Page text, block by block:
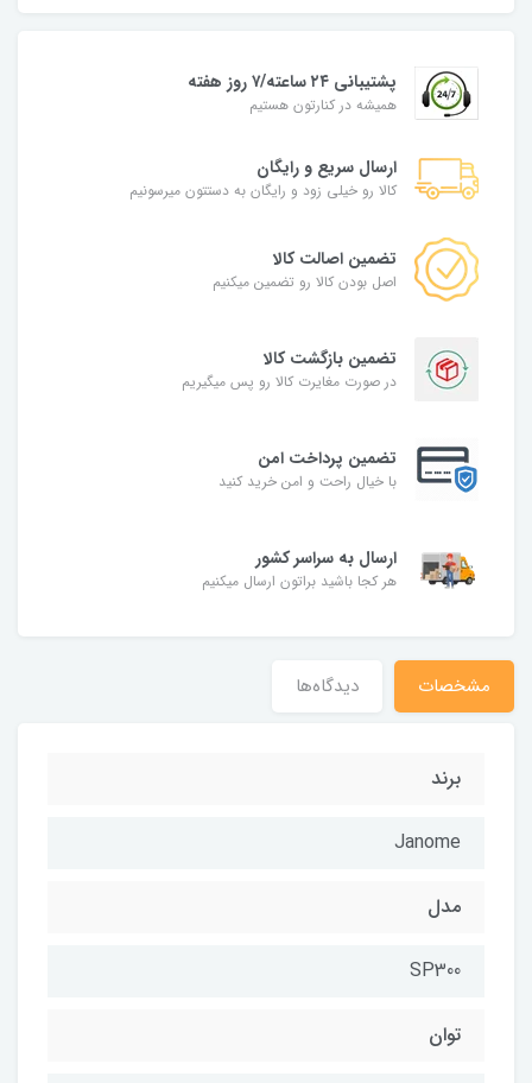
پشتیبانی ۲۴ ساعته/۷ روز هفته
همیشه در کنارتون هستیم
ارسال سریع و رایگان
کالا رو خیلی زود و رایگان به دستتون میرسونیم
تضمین اصالت کالا
اصل بودن کالا رو تضمین میکنیم
تضمین بازگشت کالا
در صورت مغایرت کالا رو پس میگیریم
تضمین پرداخت امن
با خیال راحت و امن خرید کنید
ارسال به سراسر کشور
هر کجا باشید براتون ارسال میکنیم
مشخصات دیدگاه‌ها
برند
Janome
مدل
SP300
توان